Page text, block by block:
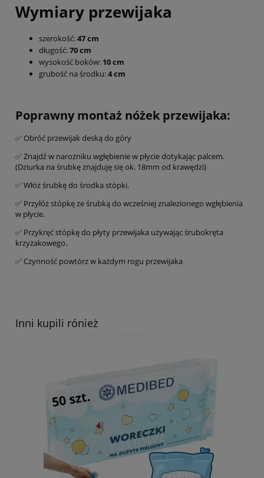
Wymiary przewijaka
szerokość:47 cm
długość:70 cm
wysokość boków: 10 cm
grubość na środku:4 cm
Poprawny montaż nóżek przewijaka:
✅ Obróć przewijak deską do góry
✅ Znajdź w narożniku wgłębienie w płycie dotykając palcem.
(Dziurka na śrubkę znajduję się ok. 18mm od krawędzi)
✅ Włóż śrubkę do środka stópki.
✅ Przyłóż stópkę ze śrubką do wcześniej znalezionego wgłębienia
w płycie.
✅ Przykręć stópkę do płyty przewijaka używając śrubokręta
krzyżakowego.
✅ Czynność powtórz w każdym rogu przewijaka
Inni kupili rónież